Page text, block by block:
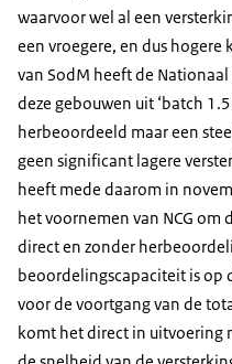
waarvoor wel al een
een vroegere, en dus hogere
van SodM heeft de
deze gebouwen uit ‘batch
herbeoordeeld maar een
geen significant lagere
heeft mede daarom in
het voornemen van NCG om
direct en zonder
beoordelingscapaciteit is
voor de voortgang van de
komt het direct in uitvoering